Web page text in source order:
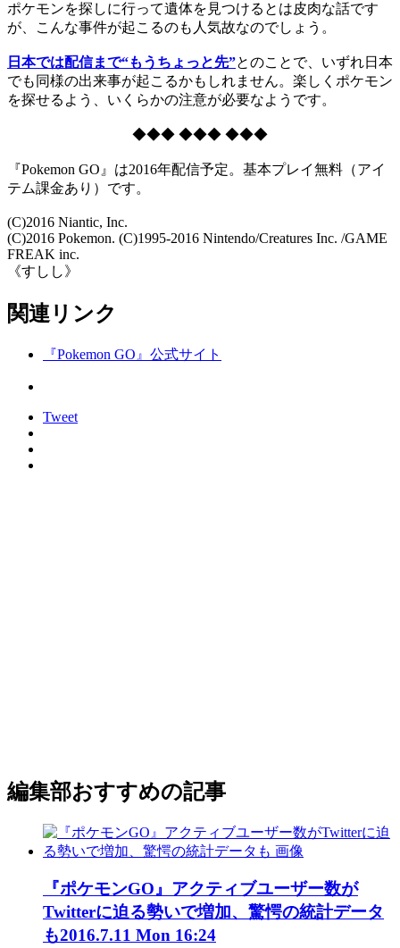
ポケモンを探しに行って遺体を見つけるとは皮肉な話です
が、こんな事件が起こるのも人気故なのでしょう。
日本では配信まで“もうちょっと先”とのことで、いずれ日本
でも同様の出来事が起こるかもしれません。楽しくポケモン
を探せるよう、いくらかの注意が必要なようです。
◆◆◆ ◆◆◆ ◆◆◆
『Pokemon GO』は2016年配信予定。基本プレイ無料（アイ
テム課金あり）です。
(C)2016 Niantic, Inc.
(C)2016 Pokemon. (C)1995-2016 Nintendo/Creatures Inc. /GAME
FREAK inc.
《すしし》
関連リンク
『Pokemon GO』公式サイト
Tweet
編集部おすすめの記事
『ポケモンGO』アクティブユーザー数が
Twitterに迫る勢いで増加、驚愕の統計データ
も2016.7.11 Mon 16:24